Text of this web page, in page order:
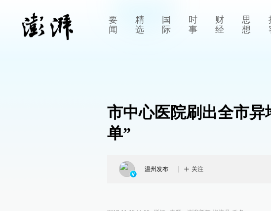
要
闻
精
选
国
际
时
事
财
经
思
想
市中心医院刷出全市异
单”
温州发布 关注